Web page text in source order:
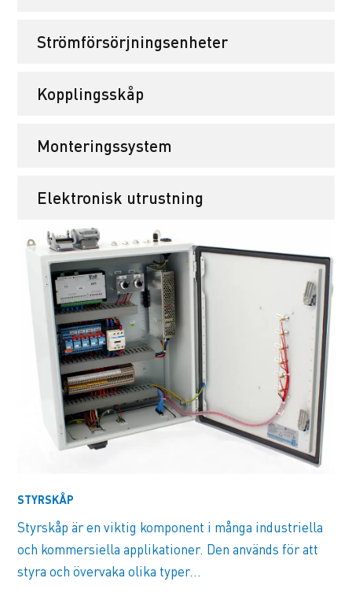
Strömförsörjningsenheter
Kopplingsskåp
Monteringssystem
Elektronisk utrustning
STYRSKÅP
Styrskåp är en viktig komponent i många industriella
och kommersiella applikationer. Den används för att
styra och övervaka olika typer...